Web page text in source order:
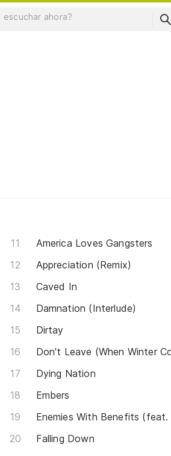
America Loves Gangsters
Appreciation (Remix)
Caved In
Damnation (Interlude)
Dirtay
Don't Leave (When Winter
Dying Nation
Embers
Falling Down